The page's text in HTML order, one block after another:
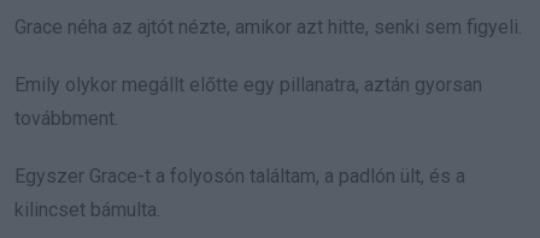
Grace néha az ajtót nézte, amikor azt hitte, senki sem figyeli.
Emily olykor megállt előtte egy pillanatra, aztán gyorsan
továbbment.
Egyszer Grace-t a folyosón találtam, a padlón ült, és a
kilincset bámulta.